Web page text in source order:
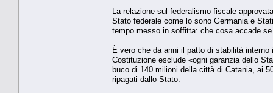
La relazione sul federalismo fiscale
Stato federale come lo sono Germania e
tempo messo in soffitta: che cosa accade
È vero che da anni il patto di stabilità
Costituzione esclude «ogni garanzia dello
buco di 140 milioni della città di Catania, ai
ripagati dallo Stato.